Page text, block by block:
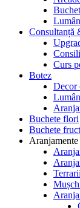
Consultanță
Curs
Botez
Decor
Buchete flori
Buchete
Aranjamente
Terrarii